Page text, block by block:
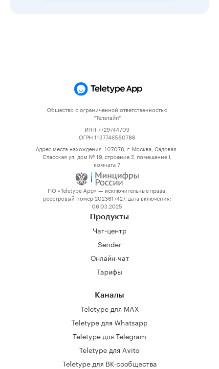
Общество с ограниченной ответственностью
"Телетайп"
ИНН 7729744709
ОГРН 1137746560786
Адрес места нахождения: 107078, г. Москва, Садовая-
Спасская ул, дом № 19, строение 2, помещение I,
комната 7
ПО «Teletype App» — исключительные права,
реестровый номер 2023617427, дата включения:
06.03.2025
Продукты
Чат-центр
Sender
Онлайн-чат
Тарифы
Каналы
Teletype для MAX
Teletype для Whatsapp
Teletype для Telegram
Teletype для Avito
Teletype для ВК-сообщества